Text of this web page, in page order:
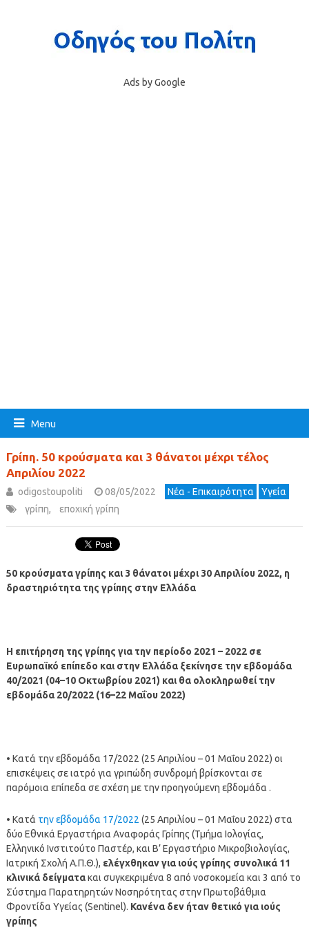
Ads by Google
Menu
Γρίπη. 50 κρούσματα και 3 θάνατοι μέχρι τέλος
Απριλίου 2022
odigostoupoliti 08/05/2022 Νέα - Επικαιρότητα
Υγεία
γρίπη, εποχική γρίπη
50 κρούσματα γρίπης και 3 θάνατοι μέχρι 30 Απριλίου 2022, η
δραστηριότητα της γρίπης στην Ελλάδα
Η επιτήρηση της γρίπης για την περίοδο 2021 – 2022 σε
Ευρωπαϊκό επίπεδο και στην Ελλάδα ξεκίνησε την εβδομάδα
40/2021 (04–10 Οκτωβρίου 2021) και θα ολοκληρωθεί την
εβδομάδα 20/2022 (16–22 Μαΐου 2022)
• Κατά την εβδομάδα 17/2022 (25 Απριλίου – 01 Μαΐου 2022) οι
επισκέψεις σε ιατρό για γριπώδη συνδρομή βρίσκονται σε
παρόμοια επίπεδα σε σχέση με την προηγούμενη εβδομάδα .
• Κατά την εβδομάδα 17/2022 (25 Απριλίου – 01 Μαΐου 2022) στα
δύο Εθνικά Εργαστήρια Αναφοράς Γρίπης (Τμήμα Ιολογίας,
Ελληνικό Ινστιτούτο Παστέρ, και Β’ Εργαστήριο Μικροβιολογίας,
Ιατρική Σχολή Α.Π.Θ.), ελέγχθηκαν για ιούς γρίπης συνολικά 11
κλινικά δείγματακαι συγκεκριμένα 8 από νοσοκομεία και 3 από το
Σύστημα Παρατηρητών Νοσηρότητας στην Πρωτοβάθμια
Φροντίδα Υγείας (Sentinel). Κανένα δεν ήταν θετικό για ιούς
γρίπης